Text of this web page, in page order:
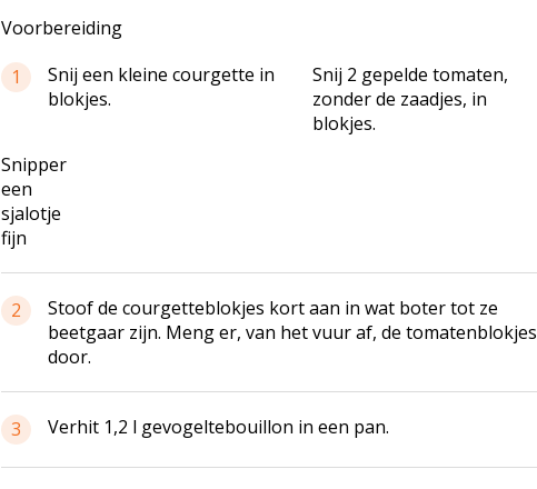
Voorbereiding
1
Snij een kleine courgette in
blokjes.
Snij 2 gepelde tomaten,
zonder de zaadjes, in
blokjes.
Snipper
een
sjalotje
fijn
2
Stoof de courgetteblokjes kort aan in wat boter tot ze
beetgaar zijn. Meng er, van het vuur af, de tomatenblokjes
door.
3 Verhit 1,2 l gevogeltebouillon in een pan.